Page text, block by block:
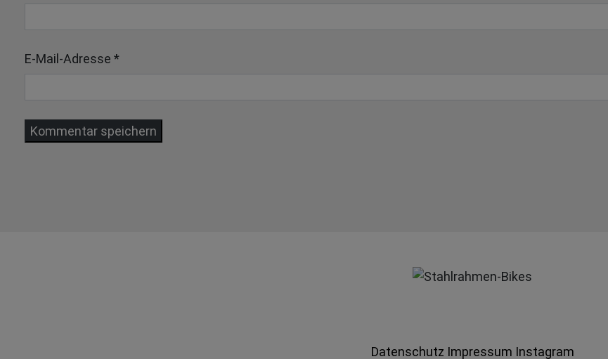
E-Mail-Adresse *
Datenschutz Impressum Instagram